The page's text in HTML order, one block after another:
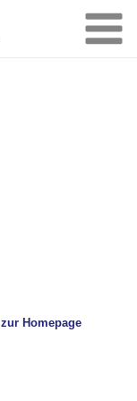
zur Homepage